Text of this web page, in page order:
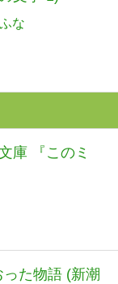
な
庫 『このミ
た物語 (新潮